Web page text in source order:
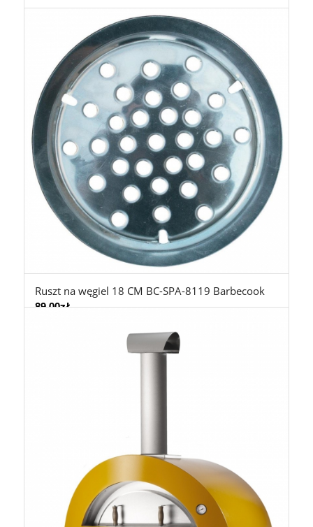
Ruszt na węgiel 18 CM BC-SPA-8119 Barbecook
89,00zł